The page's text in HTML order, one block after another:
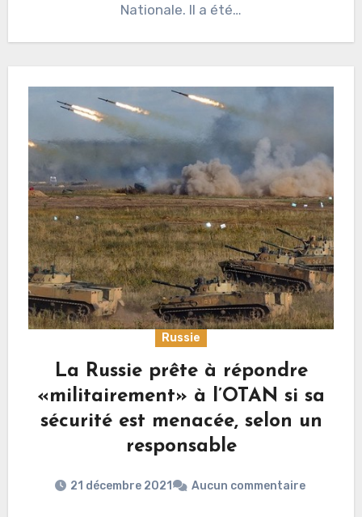
Nationale. Il a été…
Russie
La Russie prête à répondre
«militairement» à l’OTAN si sa
sécurité est menacée, selon un
responsable
21 décembre 2021 Aucun commentaire